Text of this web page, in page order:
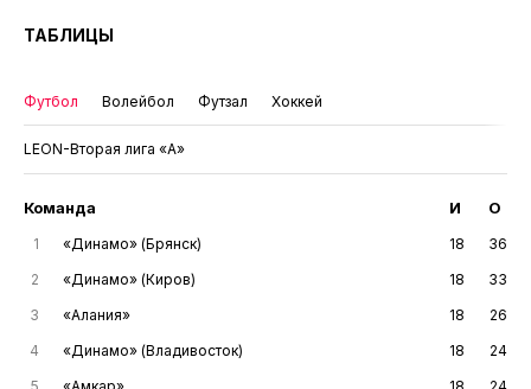
ТАБЛИЦЫ
Футбол Волейбол Футзал Хоккей
LEON-Вторая лига «А»
Команда И О
1 «Динамо» (Брянск) 18
36
2
«Динамо» (Киров) 18
33
3
«Алания» 18
26
4
«Динамо» (Владивосток) 18
24